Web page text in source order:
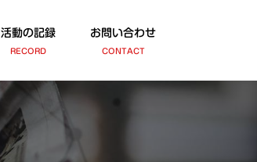
活動の記録
RECORD
お問い合わせ
CONTACT